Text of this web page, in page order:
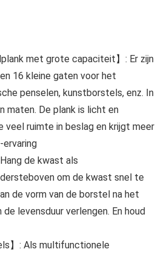
met grote capaciteit】: Er zijn
16 kleine gaten voor het
penselen, kunstborstels, enz. In
maten. De plank is licht en
ruimte in beslag en krijgt meer
de kwast als
om de kwast snel te
de vorm van de borstel na het
levensduur verlengen. En houd
】: Als multifunctionele